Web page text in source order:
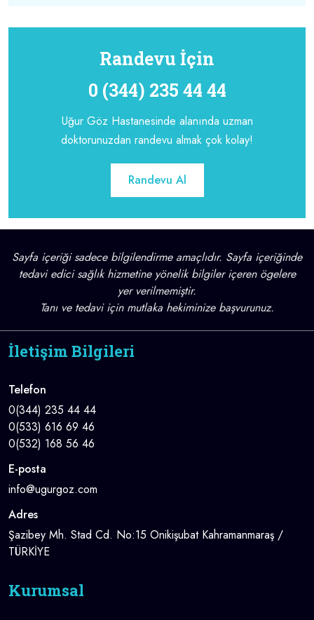
Randevu İçin
0 (344) 235 44 44
Uğur Göz Hastanesinde alanında uzman
doktorunuzdan randevu almak çok kolay!
Randevu Al
Sayfa içeriği sadece bilgilendirme amaçlıdır. Sayfa içeriğinde
tedavi edici sağlık hizmetine yönelik bilgiler içeren ögelere
yer verilmemiştir.
Tanı ve tedavi için mutlaka hekiminize başvurunuz.
İletişim Bilgileri
Telefon
0(344) 235 44 44
0(533) 616 69 46
0(532) 168 56 46
E-posta
info@ugurgoz.com
Adres
Şazibey Mh. Stad Cd. No:15 Onikişubat Kahramanmaraş /
TÜRKİYE
Kurumsal